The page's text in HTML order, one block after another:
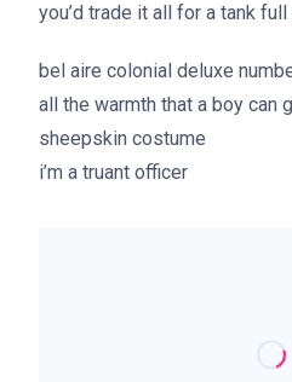
you’d trade it all for a tank
bel aire colonial deluxe
all the warmth that a boy can
sheepskin costume
i’m a truant officer